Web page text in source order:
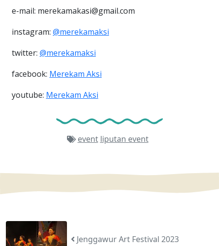
e-mail: merekamakasi@gmail.com
instagram: @merekamaksi
twitter: @merekamaksi
facebook: Merekam Aksi
youtube: Merekam Aksi
event liputan event
Jenggawur Art Festival 2023